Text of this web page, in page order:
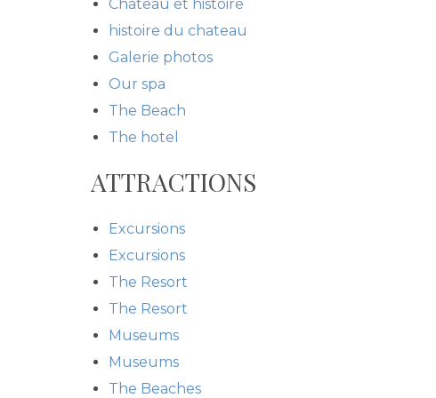
Chateau et histoire
histoire du chateau
Galerie photos
Our spa
The Beach
The hotel
ATTRACTIONS
Excursions
Excursions
The Resort
The Resort
Museums
Museums
The Beaches